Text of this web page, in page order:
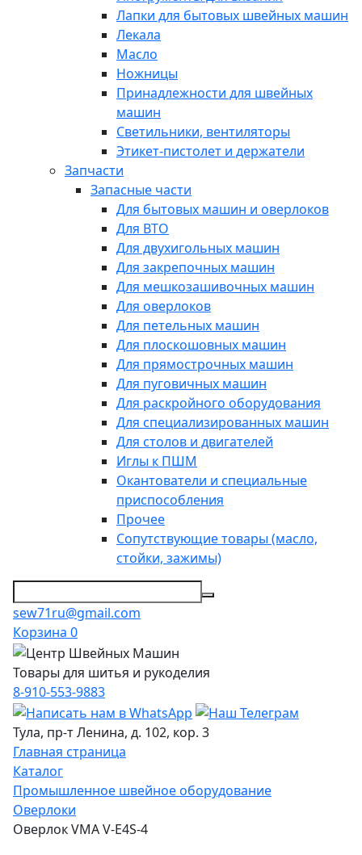
Лапки для бытовых швейных машин
Лекала
Масло
Ножницы
Принадлежности для швейных
машин
Светильники, вентиляторы
Этикет-пистолет и держатели
Запчасти
Запасные части
Для бытовых машин и оверлоков
Для ВТО
Для двухигольных машин
Для закрепочных машин
Для мешкозашивочных машин
Для оверлоков
Для петельных машин
Для плоскошовных машин
Для прямострочных машин
Для пуговичных машин
Для раскройного оборудования
Для специализированных машин
Для столов и двигателей
Иглы к ПШМ
Окантователи и специальные
приспособления
Прочее
Сопутствующие товары (масло,
стойки, зажимы)
sew71ru@gmail.com
Корзина 0
Товары для шитья и рукоделия
8-910-553-9883
Тула, пр-т Ленина, д. 102, кор. 3
Главная страница
Каталог
Промышленное швейное оборудование
Оверлоки
Оверлок VMA V-E4S-4